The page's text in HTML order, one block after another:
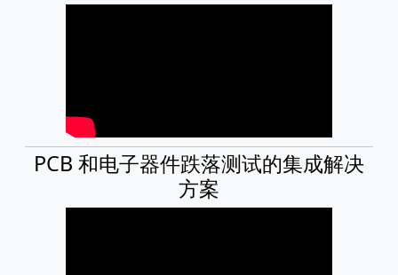
PCB 和电子器件跌落测试的集成解决
方案